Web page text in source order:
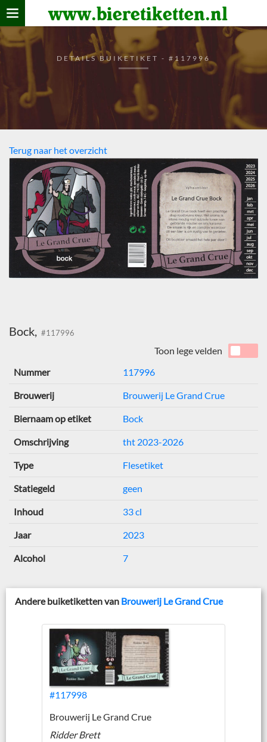
www.bieretiketten.nl
Home
verzamelen
De bierkaart
Bezoekers
DETAILS BUIKETIKET - #117996
Terug naar het overzicht
Bock, #117996
Toon lege velden
Nummer
117996
Brouwerij Brouwerij Le Grand Crue
Biernaam op etiket Bock
Omschrijving tht 2023-2026
Type Flesetiket
Statiegeld geen
Inhoud 33 cl
Jaar 2023
Alcohol 7
Andere buiketiketten van Brouwerij Le Grand Crue
#117998
Brouwerij Le Grand Crue
Ridder Brett